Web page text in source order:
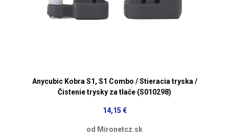
Anycubic Kobra S1, S1 Combo / Stieracia tryska /
Čistenie trysky za tlače (S010298)
14,15 €
od Mironetcz.sk